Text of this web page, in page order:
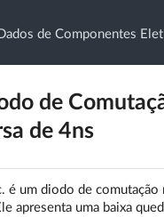
de Componentes
de
de 4ns
um diodo de comutação
apresenta uma baixa